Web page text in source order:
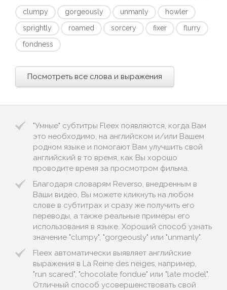
clumpy gorgeously unmanly
howler
sprightly
roamed sorcery fixer
flurry
fondness
Посмотреть все слова и выражения
"Умные" субтитры Fleex появляются, когда Вам
это необходимо, на английском и/или Вашем
родном языке и помогают Вам улучшить свой
английский в то время, как Вы хорошо
проводите время за просмотром фильма.
Благодаря словарям Reverso, внедренным в
Ваши видео, Вы можете кликнуть на любом
слове в субтитрах и сразу же получить его
переводы, а также реальные примеры его
использования в языке. Хороший способ узнать
значение "clumpy", "gorgeously" или "unmanly".
Fleex автоматически выявляет английские
выражения в La Reine des neiges, например,
"run scared", "chocolate fondue" или "late model".
Отличный способ усовершенствовать свой